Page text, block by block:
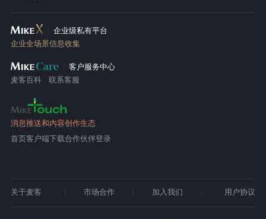
企业级私有平台
企业全场景信息收集
客户服务中心
麦客百科
联系客服
消息推送和内容创作生态
首页客户端下载合作伙伴登录
关于麦客 市场合作 加入我们 用户协议